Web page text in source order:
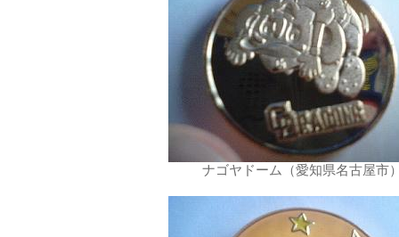
ナゴヤドーム（愛知県名古屋市